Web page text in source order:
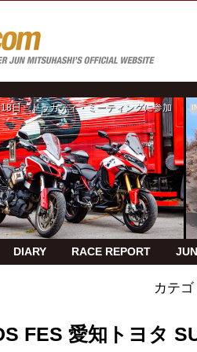
日 ドゥカティ・ミーティングに参加
DIARY RACE REPORT
カテ
FES 愛知トヨタ